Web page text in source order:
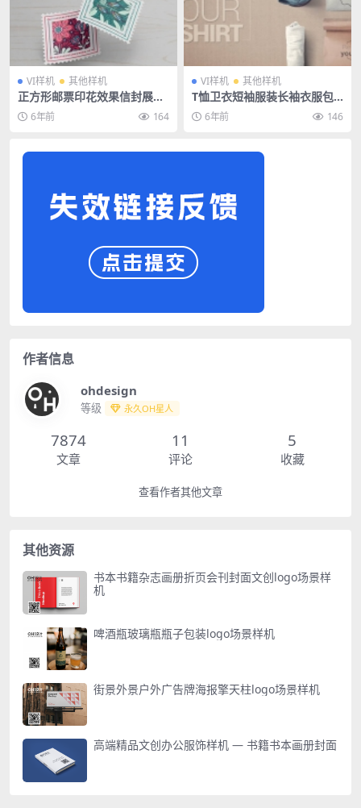
VI样机 其他样机
正方形邮票印花效果信封展示
样机PSD源文件智能贴图分层
设计素材
6年前 164
VI样机 其他样机
T恤卫衣短袖服装长袖衣服包
装全套VI样机
6年前 146
作者信息
ohdesign
等级 永久OH星人
7874
文章
11
评论
5
收藏
查看作者其他文章
其他资源
书本书籍杂志画册折页会刊封面文创logo场景样
机
啤酒瓶玻璃瓶瓶子包装logo场景样机
街景外景户外广告牌海报擎天柱logo场景样机
高端精品文创办公服饰样机 — 书籍书本画册封面